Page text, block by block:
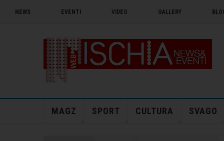
NEWS EVENTI VIDEO GALLERY
MAGZ SPORT CULTURA SVAGO